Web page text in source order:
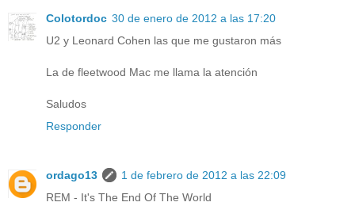
Colotordoc 30 de enero de 2012 a las 17:20
U2 y Leonard Cohen las que me gustaron más
La de fleetwood Mac me llama la atención
Saludos
Responder
ordago13
1 de febrero de 2012 a las 22:09
REM - It's The End Of The World